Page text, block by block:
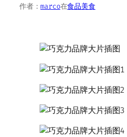
作者：marco在食品美食